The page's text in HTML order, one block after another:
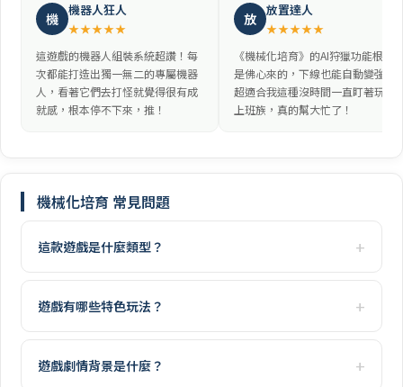
機 機器人狂人
★★★★★
這遊戲的機器人組裝系統超讚！每
次都能打造出獨一無二的專屬機器
人，看著它們去打怪就覺得很有成
就感，根本停不下來，推！
放 放置達人
★★★★★
《機械化培育》的AI狩獵功能根本
是佛心來的，下線也能自動變強，
超適合我這種沒時間一直盯著玩的
上班族，真的幫大忙了！
機械化培育 常見問題
這款遊戲是什麼類型？
遊戲有哪些特色玩法？
遊戲劇情背景是什麼？